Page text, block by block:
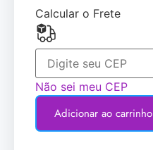
Calcular o Frete
Não sei meu CEP
Adicionar ao carrinho